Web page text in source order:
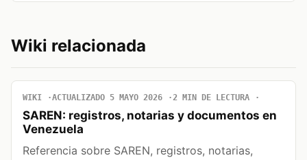
Wiki relacionada
WIKI ACTUALIZADO 5 MAYO 2026 2 MIN DE LECTURA
SAREN: registros, notarias y documentos en
Venezuela
Referencia sobre SAREN, registros, notarias,